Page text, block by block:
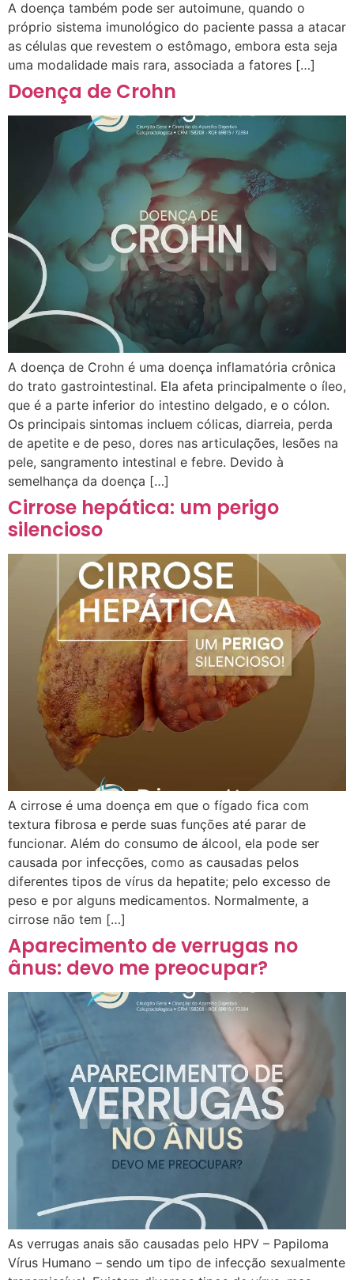
A doença também pode ser autoimune, quando o
próprio sistema imunológico do paciente passa a atacar
as células que revestem o estômago, embora esta seja
uma modalidade mais rara, associada a fatores […]
Doença de Crohn
A doença de Crohn é uma doença inflamatória crônica
do trato gastrointestinal. Ela afeta principalmente o íleo,
que é a parte inferior do intestino delgado, e o cólon.
Os principais sintomas incluem cólicas, diarreia, perda
de apetite e de peso, dores nas articulações, lesões na
pele, sangramento intestinal e febre. Devido à
semelhança da doença […]
Cirrose hepática: um perigo
silencioso
A cirrose é uma doença em que o fígado fica com
textura fibrosa e perde suas funções até parar de
funcionar. Além do consumo de álcool, ela pode ser
causada por infecções, como as causadas pelos
diferentes tipos de vírus da hepatite; pelo excesso de
peso e por alguns medicamentos. Normalmente, a
cirrose não tem […]
Aparecimento de verrugas no
ânus: devo me preocupar?
As verrugas anais são causadas pelo HPV – Papiloma
Vírus Humano – sendo um tipo de infecção sexualmente